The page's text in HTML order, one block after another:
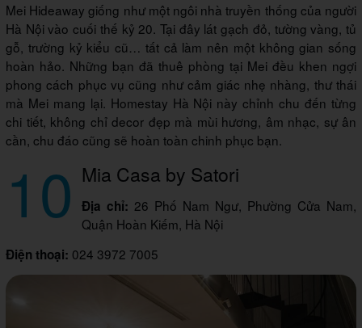
Mei Hideaway giống như một ngôi nhà truyền thống của người
Hà Nội vào cuối thế kỷ 20. Tại đây lát gạch đỏ, tường vàng, tủ
gỗ, trường kỷ kiểu cũ… tất cả làm nên một không gian sống
hoàn hảo. Những bạn đã thuê phòng tại Mei đều khen ngợi
phong cách phục vụ cũng như cảm giác nhẹ nhàng, thư thái
mà Mei mang lại. Homestay Hà Nội này chỉnh chu đến từng
chi tiết, không chỉ decor đẹp mà mùi hương, âm nhạc, sự ân
cần, chu đáo cũng sẽ hoàn toàn chinh phục bạn.
10 Mia Casa by Satori
Địa chỉ: 26 Phố Nam Ngư, Phường Cửa Nam,
Quận Hoàn Kiếm, Hà Nội
Điện thoại: 024 3972 7005